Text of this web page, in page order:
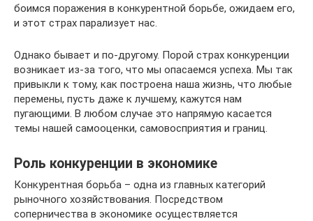
боимся поражения в конкурентной борьбе, ожидаем его,
и этот страх парализует нас.
Однако бывает и по-другому. Порой страх конкуренции
возникает из-за того, что мы опасаемся успеха. Мы так
привыкли к тому, как построена наша жизнь, что любые
перемены, пусть даже к лучшему, кажутся нам
пугающими. В любом случае это напрямую касается
темы нашей самооценки, самовосприятия и границ.
Роль конкуренции в экономике
Конкурентная борьба – одна из главных категорий
рыночного хозяйствования. Посредством
соперничества в экономике осуществляется